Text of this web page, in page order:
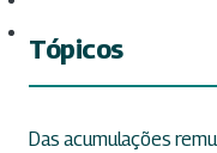
Tópicos
Das acumulações